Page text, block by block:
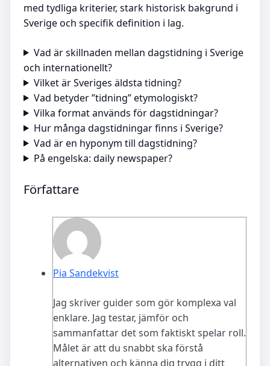
med tydliga kriterier, stark historisk bakgrund i
Sverige och specifik definition i lag.
Vad är skillnaden mellan dagstidning i Sverige
och internationellt?
Vilket är Sveriges äldsta tidning?
Vad betyder ”tidning” etymologiskt?
Vilka format används för dagstidningar?
Hur många dagstidningar finns i Sverige?
Vad är en hyponym till dagstidning?
På engelska: daily newspaper?
Författare
Pia Sandekvist
Jag skriver guider som gör komplexa val
enklare. Jag testar, jämför och
sammanfattar det som faktiskt spelar roll.
Målet är att du snabbt ska förstå
alternativen och känna dig trygg i ditt